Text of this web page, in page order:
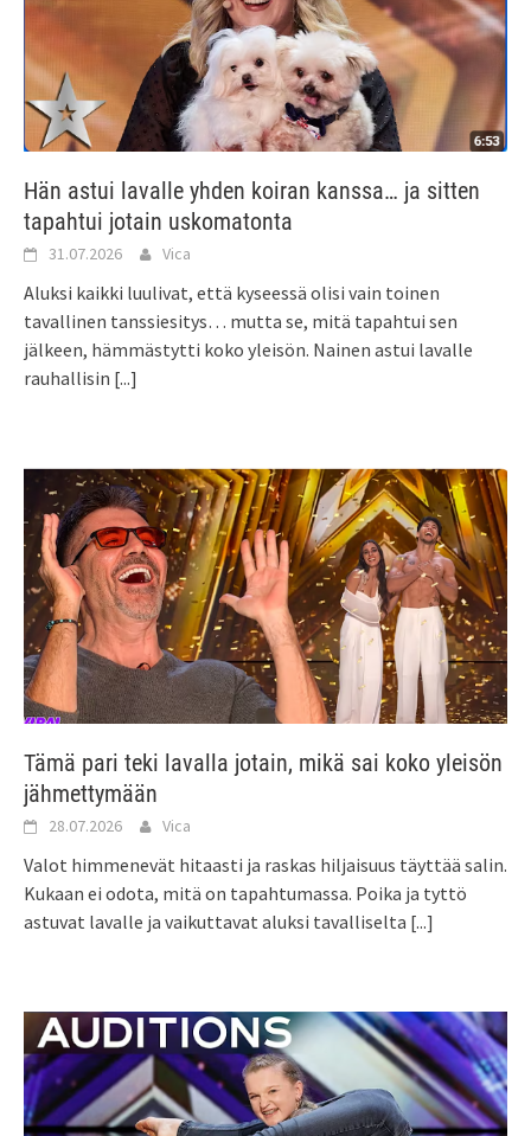
Hän astui lavalle yhden koiran kanssa… ja sitten
tapahtui jotain uskomatonta
31.07.2026 Vica
Aluksi kaikki luulivat, että kyseessä olisi vain toinen
tavallinen tanssiesitys… mutta se, mitä tapahtui sen
jälkeen, hämmästytti koko yleisön. Nainen astui lavalle
rauhallisin [...]
Tämä pari teki lavalla jotain, mikä sai koko yleisön
jähmettymään
28.07.2026 Vica
Valot himmenevät hitaasti ja raskas hiljaisuus täyttää salin.
Kukaan ei odota, mitä on tapahtumassa. Poika ja tyttö
astuvat lavalle ja vaikuttavat aluksi tavalliselta [...]